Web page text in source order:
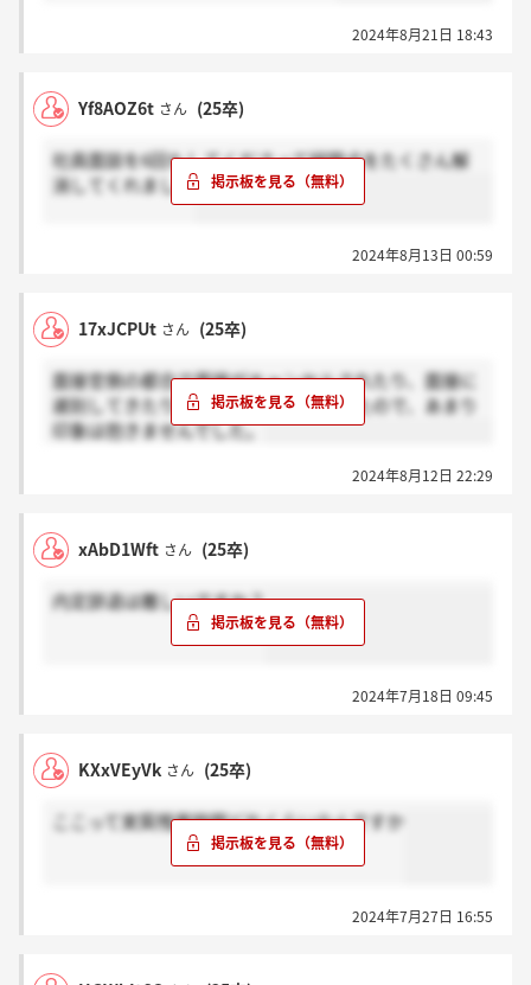
2024年8月21日 18:43
Yf8AOZ6t さん (25卒)
社員面談を6回もしてくださって疑問点をたくさん解
消してくれました
2024年8月13日 00:59
17xJCPUt さん (25卒)
面接官側の都合で面接がキャンセルされたり、面接に
遅刻してきたりといったことが多かったので、あまり
印象は抱きませんでした。
2024年8月12日 22:29
xAbD1Wft さん (25卒)
内定辞退は難しいですか？
2024年7月18日 09:45
KXxVEyVk さん (25卒)
ここって実質残業時間どれくらいなんですか
2024年7月27日 16:55